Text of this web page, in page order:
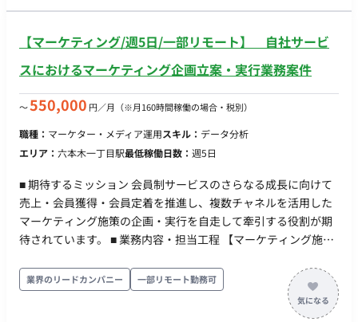
一員”として動ける ・クライアント事業目線：広告数値の改善
人材ビジネスの構造に理解が深い。 ・スピード×丁寧さ：日中
の即レス・こまめな報連相を苦にせず、レスポンスの速さを信
バーとクライアントの間に立ちアカウントリーディングの立ち
自分で優先順位をつけて進められる ・素直さ・アップデート意
欲：フィードバックや弊社の優先度などの意向も受け止め、や
ョンの担当プランナー 1名（1社専任コミット） バックオフィ
ス・サポート：社内の広告専任コンサルタント（運用担当）お
よびクリエイティブ制作チーム ■稼働について 開始日：即日 リ
モート可否：参画当初は出社いただき、その後フルリモート可
働き方：月80時間程度 PC：貸与品使用
【マーケティング/週5日/一部リモート】 自社サービ
スにおけるマーケティング企画立案・実行業務案件
〜550,000 円／月 （※月160時間稼働の場合・税別）
職種： マーケター・メディア運用スキル： データ分析
エリア： 六本木一丁目駅最低稼働日数： 週5日
■ 期待するミッション 会員制サービスのさらなる成長に向けて
売上・会員獲得・会員定着を推進し、複数チャネルを活用した
マーケティング施策の企画・実行を自走して牽引する役割が期
待されています。 ■ 業務内容・担当工程 【マーケティング施策
の企画・推進、および会員獲得から定着までを見据えたマーケ
ティング施策の企画・実行。 【集客施策の企画・改善・分析】
動画コンテンツおよびSNSを活用した集客施策の企画・改善、
業界のリードカンパニー 一部リモート勤務可